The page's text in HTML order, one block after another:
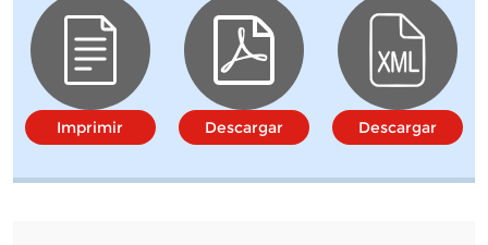
Imprimir Descargar Descargar